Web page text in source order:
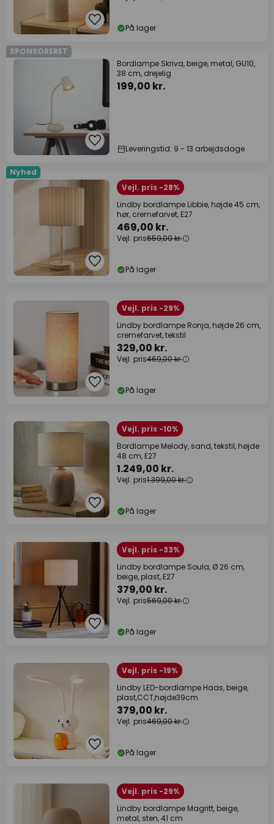
På lager
SPONSORERET
Bordlampe Skriva, beige, metal, GU10,
38 cm, drejelig
199,00 kr.
Leveringstid: 9 - 13 arbejdsdage
Nyhed
Vejl. pris -28%
Lindby bordlampe Libbie, højde 45 cm,
hør, cremefarvet, E27
469,00 kr.
Vejl. pris659,00 kr.
På lager
Vejl. pris -29%
Lindby bordlampe Ronja, højde 26 cm,
cremefarvet, tekstil
329,00 kr.
Vejl. pris469,00 kr.
På lager
Vejl. pris -10%
Bordlampe Melody, sand, tekstil, højde
48 cm, E27
1.249,00 kr.
Vejl. pris1.399,00 kr.
På lager
Vejl. pris -33%
Lindby bordlampe Soula, Ø 26 cm,
beige, plast, E27
379,00 kr.
Vejl. pris569,00 kr.
På lager
Vejl. pris -19%
Lindby LED-bordlampe Haas, beige,
plast,CCT,højde39cm
379,00 kr.
Vejl. pris469,00 kr.
På lager
Vejl. pris -29%
Lindby bordlampe Magritt, beige,
metal, sten, 41 cm